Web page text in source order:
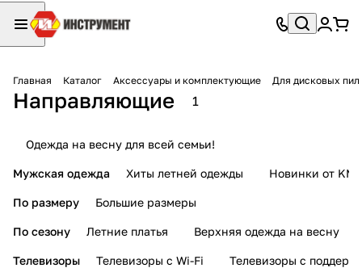
Главная Каталог Аксессуары и комплектующие Для дисковых пил
Направляющие 1
Одежда на весну для всей семьи!
Мужская одежда Хиты летней одежды Новинки от KMI
По размеру Большие размеры
По сезону Летние платья Верхняя одежда на весну
Телевизоры Телевизоры с Wi-Fi Телевизоры с